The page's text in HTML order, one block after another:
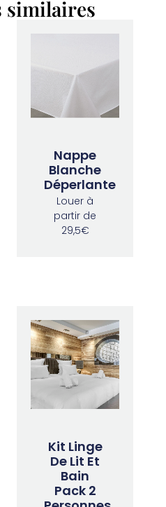
similaires
Nappe
Blanche
Déperlante
Louer à
partir de
29,5€
Kit Linge
De Lit Et
Bain
Pack 2